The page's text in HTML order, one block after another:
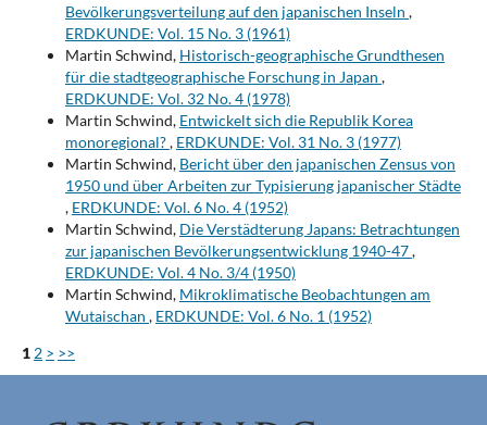
Bevölkerungsverteilung auf den japanischen Inseln ,
ERDKUNDE: Vol. 15 No. 3 (1961)
Martin Schwind, Historisch-geographische Grundthesen
für die stadtgeographische Forschung in Japan ,
ERDKUNDE: Vol. 32 No. 4 (1978)
Martin Schwind, Entwickelt sich die Republik Korea
monoregional?, ERDKUNDE: Vol. 31 No. 3 (1977)
Martin Schwind, Bericht über den japanischen Zensus von
1950 und über Arbeiten zur Typisierung japanischer Städte
, ERDKUNDE: Vol. 6 No. 4 (1952)
Martin Schwind, Die Verstädterung Japans: Betrachtungen
zur japanischen Bevölkerungsentwicklung 1940-47,
ERDKUNDE: Vol. 4 No. 3/4 (1950)
Martin Schwind, Mikroklimatische Beobachtungen am
Wutaischan , ERDKUNDE: Vol. 6 No. 1 (1952)
1 2 > >>